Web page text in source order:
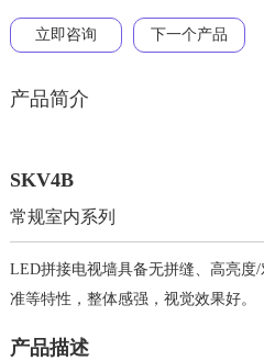
立即咨询 下一个产品
产品简介
SKV4B
常规室内系列
LED拼接电视墙具备无拼缝、高亮度
准等特性，整体感强，视觉效果好。
产品描述